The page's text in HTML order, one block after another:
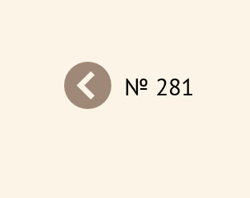
next№ 281